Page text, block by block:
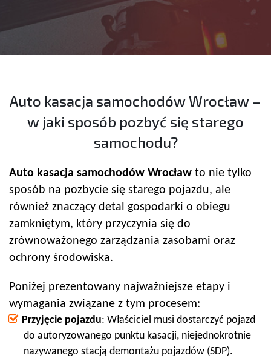
Auto kasacja samochodów Wrocław –
w jaki sposób pozbyć się starego
samochodu?
Auto kasacja samochodów Wrocław to nie tylko
sposób na pozbycie się starego pojazdu, ale
również znaczący detal gospodarki o obiegu
zamkniętym, który przyczynia się do
zrównoważonego zarządzania zasobami oraz
ochrony środowiska.
Poniżej prezentowany najważniejsze etapy i
wymagania związane z tym procesem:
Przyjęcie pojazdu: Właściciel musi dostarczyć pojazd
do autoryzowanego punktu kasacji, niejednokrotnie
nazywanego stacją demontażu pojazdów (SDP).